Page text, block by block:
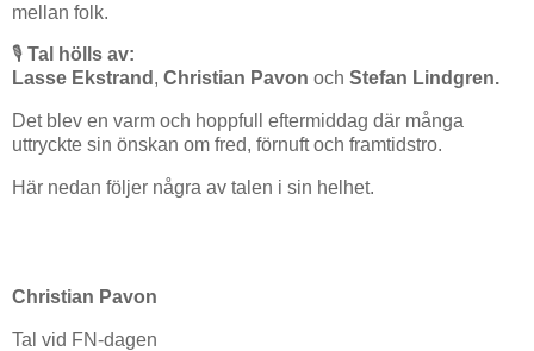
mellan folk.
🎙️ Tal hölls av:
Lasse Ekstrand , Christian Pavon och Stefan Lindgren.
Det blev en varm och hoppfull eftermiddag där många
uttryckte sin önskan om fred, förnuft och framtidstro.
Här nedan följer några av talen i sin helhet.
Christian Pavon
Tal vid FN-dagen